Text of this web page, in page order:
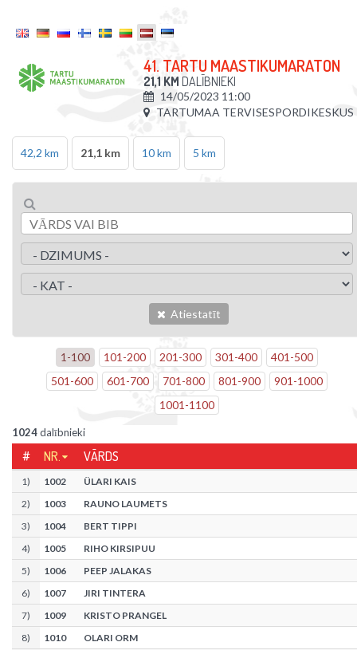
41. TARTU MAASTIKUMARATON
21,1 KM DALĪBNIEKI
14/05/2023 11:00
TARTUMAA TERVISESPORDIKESKUS
42,2 km 21,1 km 10 km 5 km
Atiestatīt
1-100 101-200 201-300 301-400 401-500
501-600 601-700 701-800 801-900 901-1000
1001-1100
1024dalībnieki
# NR. VĀRDS
1) 1002
ÜLARI KAIS
2) 1003
RAUNO LAUMETS
3) 1004
BERT TIPPI
4) 1005
RIHO KIRSIPUU
5) 1006
PEEP JALAKAS
6) 1007
JIRI TINTERA
7) 1009
KRISTO PRANGEL
8) 1010
OLARI ORM